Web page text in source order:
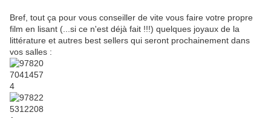
Bref, tout ça pour vous conseiller de vite vous faire votre propre
film en lisant (...si ce n'est déjà fait !!!) quelques joyaux de la
littérature et autres best sellers qui seront prochainement dans
vos salles :